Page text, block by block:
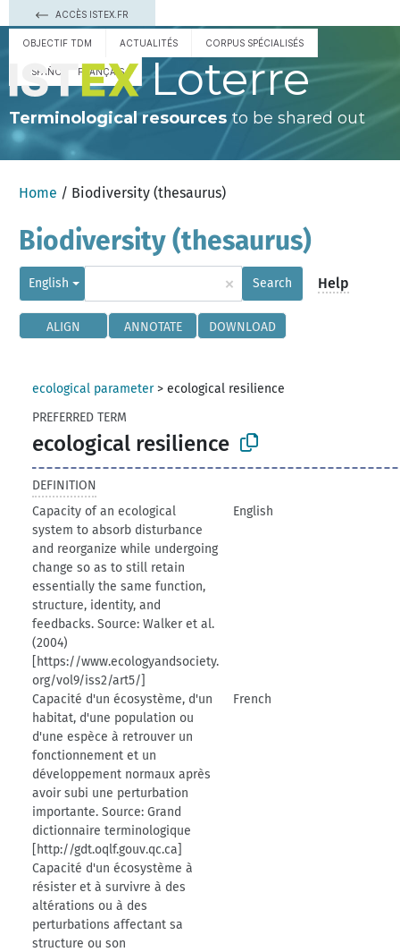
ACCÈS ISTEX.FR
OBJECTIF TDM ACTUALITÉS CORPUS SPÉCIALISÉS
ESPAÑOL FRANÇAIS Loterre
Terminological resourcesto be shared out
Home / Biodiversity (thesaurus)
Biodiversity (thesaurus)
English × Search Help
ALIGN ANNOTATE DOWNLOAD
ecological parameter>ecological resilience
PREFERRED TERM
ecological resilience
DEFINITION
Capacity of an ecological
system to absorb disturbance
and reorganize while undergoing
change so as to still retain
essentially the same function,
structure, identity, and
feedbacks. Source: Walker et al.
(2004)
[https://www.ecologyandsociety.
org/vol9/iss2/art5/]
English
Capacité d'un écosystème, d'un
habitat, d'une population ou
d'une espèce à retrouver un
fonctionnement et un
développement normaux après
avoir subi une perturbation
importante. Source: Grand
dictionnaire terminologique
[http://gdt.oqlf.gouv.qc.ca]
French
Capacité d'un écosystème à
résister et à survivre à des
altérations ou à des
perturbations affectant sa
structure ou son